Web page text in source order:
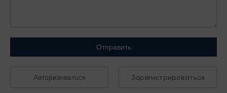
Отправить
Авторизоваться Зарегистрироваться